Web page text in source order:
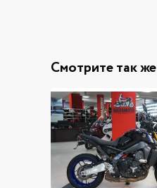
Смотрите так же